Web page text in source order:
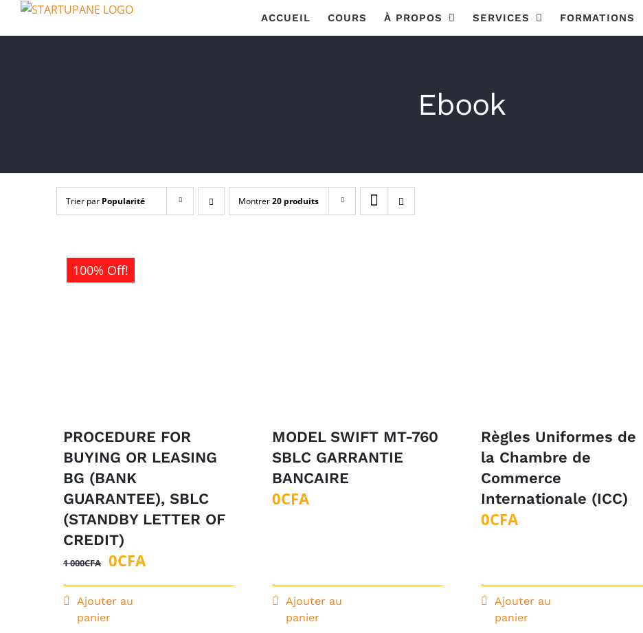
Passer
ACCUEIL COURS À PROPOS SERVICES FORMATIONS
Ebook
Trier par Popularité Montrer20 produits
100% Off!
PROCEDURE FOR
BUYING OR LEASING
BG (BANK
GUARANTEE), SBLC
(STANDBY LETTER OF
CREDIT)
1 000CFA
Le
prix
initial
était :
0CFALe
prix
Ajouter au
panier
MODEL SWIFT MT-760
SBLC GARRANTIE
BANCAIRE
0CFA
Ajouter au
panier
Règles Uniformes de
la Chambre de
Commerce
Internationale (ICC)
0CFA
Ajouter au
panier